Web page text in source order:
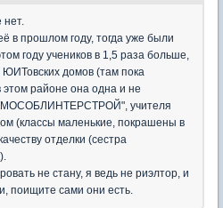
в прошлом году, тогда уже были
году учеников в 1,5 раза больше,
домов (там пока
этом районе она одна и не
"МОСОБЛИНТЕРСТРОЙ", учителя
(классы маленькие, покрашены в
отделки (сестра
не стану, я ведь не риэлтор, и
поищите сами они есть.